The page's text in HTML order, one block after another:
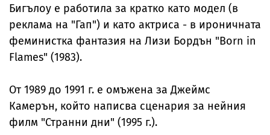
Бигълоу е работила за кратко като модел (в
реклама на "Гап") и като актриса - в ироничната
феминистка фантазия на Лизи Бордън "Born in
Flames" (1983).
От 1989 до 1991 г. е омъжена за Джеймс
Камерън, който написва сценария за нейния
филм "Странни дни" (1995 г.).